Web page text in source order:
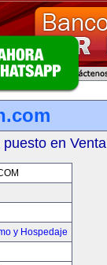
en Venta
y Hospedaje